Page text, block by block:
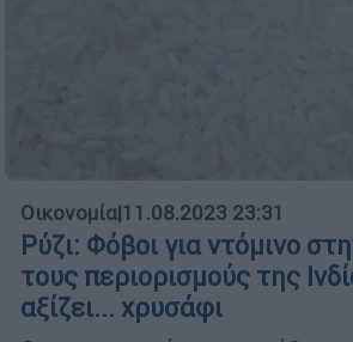
Οικονομία|11.08.2023 23:31
Ρύζι: Φόβοι για ντόμινο
τους περιορισμούς της
αξίζει... χρυσάφι